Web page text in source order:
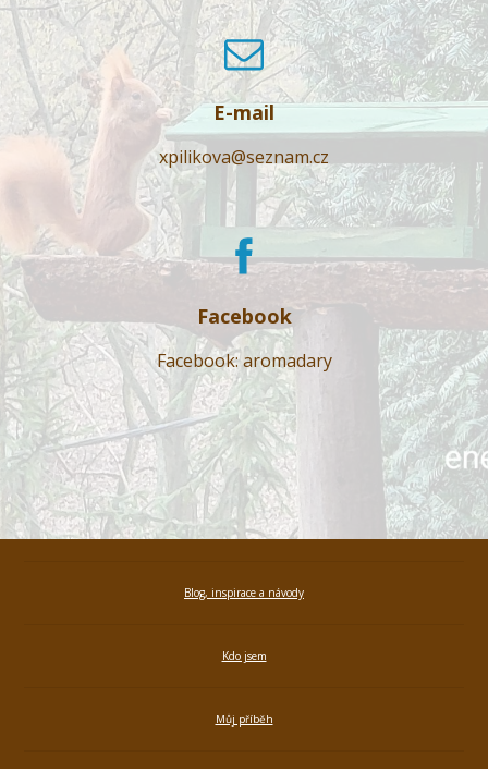
E-mail
xpilikova@seznam.cz
Facebook
Facebook: aromadary
Blog, inspirace a návody
Kdo jsem
Můj příběh